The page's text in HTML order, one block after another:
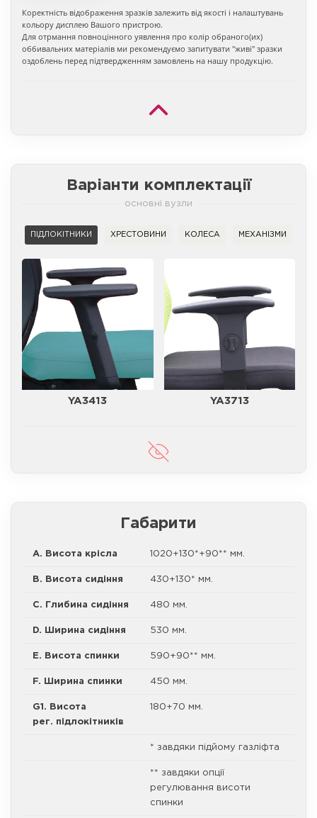
Коректність відображення зразків залежить від якості і налаштувань
кольору дисплею Вашого пристрою.
Для отрмання повноцінного уявлення про колір обраного(их)
оббивальних матеріалів ми рекомендуємо запитувати "живі" зразки
оздоблень перед підтвердженням замовлень на нашу продукцію.
Варіанти комплектації
основні вузли
ПІДЛОКІТНИКИ ХРЕСТОВИНИ КОЛЕСА МЕХАНІЗМИ
YA3413 YA3713
Габарити
A. Висота крісла 1020+130*+90** мм.
B. Висота сидіння 430+130* мм.
C. Глибина сидіння 480 мм.
D. Ширина сидіння 530 мм.
E. Висота спинки 590+90** мм.
F. Ширина спинки 450 мм.
G1. Висота
рег. підлокітників
180+70 мм.
* завдяки підйому газліфта
** завдяки опції
регулювання висоти
спинки